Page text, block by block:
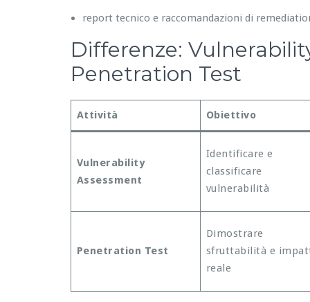
report tecnico e raccomandazioni di
Differenze:
Penetration Test
Attività Obiettivo
Vulnerability
Assessment
Identificare e
classificare
vulnerabilità
Penetration Test
Dimostrare
sfruttabilità e
reale